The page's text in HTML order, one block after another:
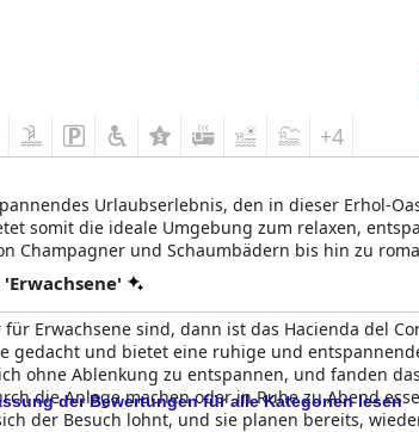
+4
Urlaubserlebnis, den in dieser Erhol-
somit die ideale Umgebung zum relaxen,
Champagner und Schaumbädern bis hin zu
Erwachsene sind, dann ist das Hacienda del
gedacht und bietet eine ruhige und
ohne Ablenkung zu entspannen, und fanden
die Anlage machen oder in Ruhe zu Abend
der Besuch lohnt, und sie planen bereits,
der Bewertungen für alle Kategorien lesen